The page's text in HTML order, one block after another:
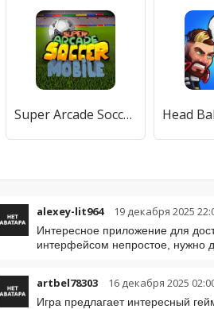
Super Arcade Soccer Mobile
alexey-lit964 19 декабря 2025
Интересное приложение для
интерфейсом непростое, нужно
artbel78303 16 декабря 2025
Игра предлагает интересный